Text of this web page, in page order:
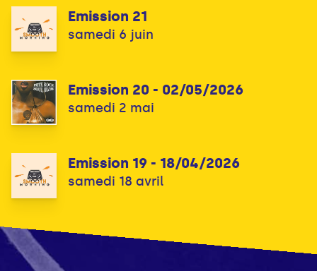
Emission 21
samedi 6 juin
Emission 20 - 02/05/2026
samedi 2 mai
Emission 19 - 18/04/2026
samedi 18 avril